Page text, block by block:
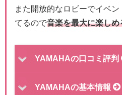
また開放的なロビーでイベン
てるので音楽を最大に楽しめ
YAMAHAの口コミ評判
YAMAHAの基本情報